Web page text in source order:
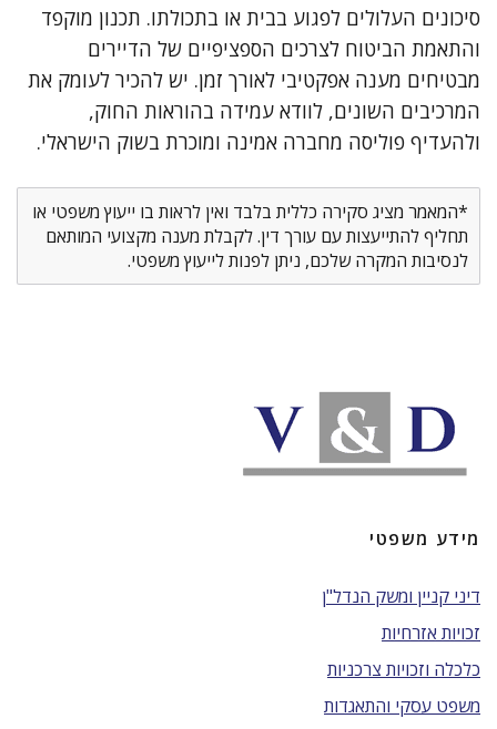
סיכונים העלולים לפגוע בבית או בתכולתו. תכנון מוקפד
והתאמת הביטוח לצרכים הספציפיים של הדיירים
מבטיחים מענה אפקטיבי לאורך זמן. יש להכיר לעומק את
המרכיבים השונים, לוודא עמידה בהוראות החוק,
ולהעדיף פוליסה מחברה אמינה ומוכרת בשוק הישראלי.
*המאמר מציג סקירה כללית בלבד ואין לראות בו ייעוץ משפטי או
תחליף להתייעצות עם עורך דין. לקבלת מענה מקצועי המותאם
לנסיבות המקרה שלכם, ניתן לפנות לייעוץ משפטי.
מידע משפטי
דיני קניין ומשק הנדל"ן
זכויות אזרחיות
כלכלה וזכויות צרכניות
משפט עסקי והתאגדות